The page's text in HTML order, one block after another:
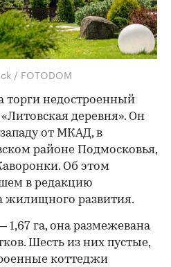
/ FOTODOM
торги недостроенный
деревня». Он
от МКАД, в
районе Подмосковья,
Об этом
в редакцию
жилищного развития.
1,67 га, она размежевана
Шесть из них пустые,
коттеджи